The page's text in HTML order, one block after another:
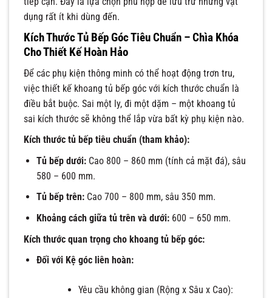
dụng rất ít khi dùng đến.
Kích Thước Tủ Bếp Góc Tiêu Chuẩn – Chìa Khóa
Cho Thiết Kế Hoàn Hảo
Để các phụ kiện thông minh có thể hoạt động trơn tru,
việc thiết kế khoang tủ bếp góc với kích thước chuẩn là
điều bắt buộc. Sai một ly, đi một dặm – một khoang tủ
sai kích thước sẽ không thể lắp vừa bất kỳ phụ kiện nào.
Kích thước tủ bếp tiêu chuẩn (tham khảo):
Tủ bếp dưới:Cao 800 – 860 mm (tính cả mặt đá), sâu
580 – 600 mm.
Tủ bếp trên:Cao 700 – 800 mm, sâu 350 mm.
Khoảng cách giữa tủ trên và dưới:600 – 650 mm.
Kích thước quan trọng cho khoang tủ bếp góc:
Đối với Kệ góc liên hoàn:
Yêu cầu không gian (Rộng x Sâu x Cao):